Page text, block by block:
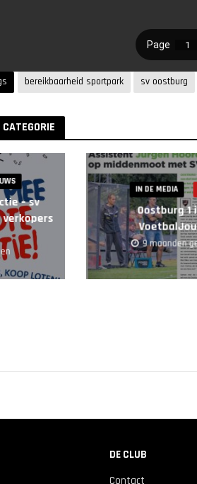
bereikbaarheid sportpark sv oostburg
– sv
IN DE MEDIA
Oostburg 1
9 maanden
DE CLUB
Contact